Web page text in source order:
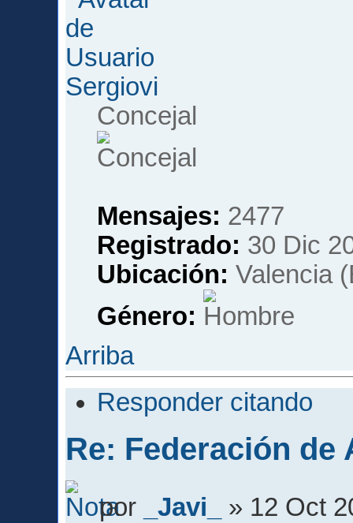
Sergiovi
Concejal
Mensajes: 2477
Registrado: 30 Dic
Ubicación: Valencia
Género:
Arriba
Responder citando
Re: Federación de
por _Javi_
» 12 Oct